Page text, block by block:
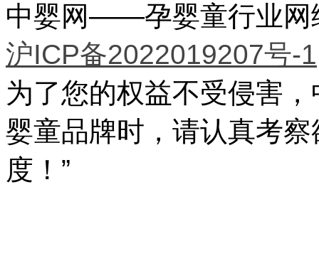
中婴网——孕婴童行业
沪ICP备2022019207号-1
为了您的权益不受侵害
婴童品牌时，请认真考
度！”